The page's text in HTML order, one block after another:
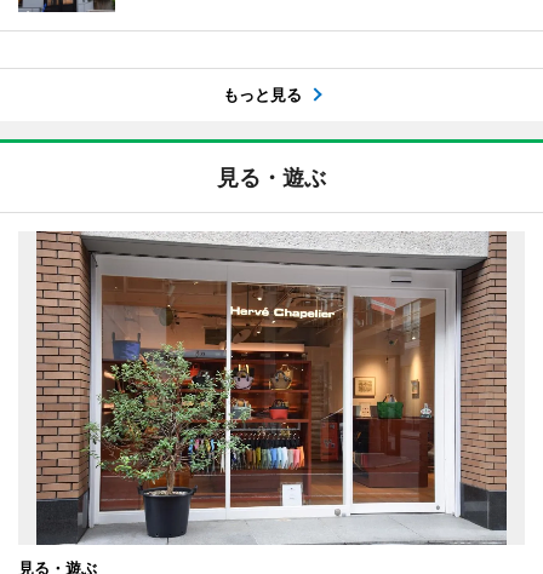
もっと見る
見る・遊ぶ
見る・遊ぶ